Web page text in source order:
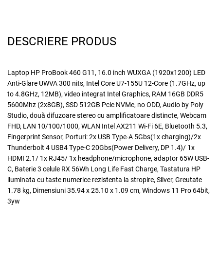
DESCRIERE PRODUS
Laptop HP ProBook 460 G11, 16.0 inch WUXGA (1920x1200) LED
Anti-Glare UWVA 300 nits, Intel Core U7-155U 12-Core (1.7GHz, up
to 4.8GHz, 12MB), video integrat Intel Graphics, RAM 16GB DDR5
5600Mhz (2x8GB), SSD 512GB Pcle NVMe, no ODD, Audio by Poly
Studio, două difuzoare stereo cu amplificatoare distincte, Webcam
FHD, LAN 10/100/1000, WLAN Intel AX211 Wi-Fi 6E, Bluetooth 5.3,
Fingerprint Sensor, Porturi: 2x USB Type-A 5Gbs(1x charging)/2x
Thunderbolt 4 USB4 Type-C 20Gbs(Power Delivery, DP 1.4)/ 1x
HDMI 2.1/ 1x RJ45/ 1x headphone/microphone, adaptor 65W USB-
C, Baterie 3 celule RX 56Wh Long Life Fast Charge, Tastatura HP
iluminata cu taste numerice rezistenta la stropire, Silver, Greutate
1.78 kg, Dimensiuni 35.94 x 25.10 x 1.09 cm, Windows 11 Pro 64bit,
3yw